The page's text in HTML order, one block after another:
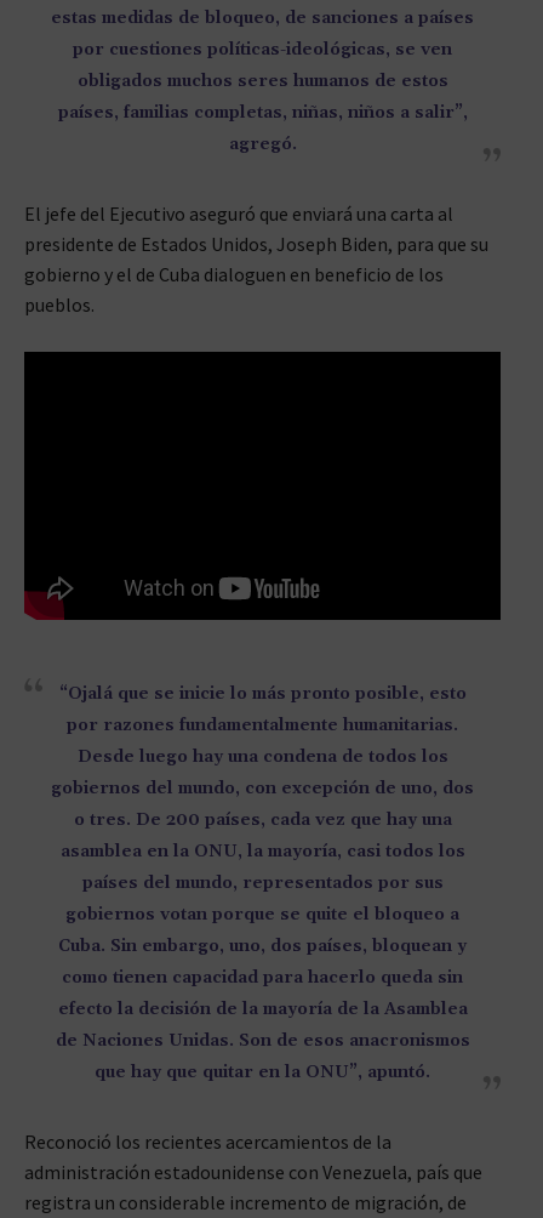
estas medidas de bloqueo, de sanciones a países
por cuestiones políticas-ideológicas, se ven
obligados muchos seres humanos de estos
países, familias completas, niñas, niños a salir”,
agregó.
El jefe del Ejecutivo aseguró que enviará una carta al
presidente de Estados Unidos, Joseph Biden, para que su
gobierno y el de Cuba dialoguen en beneficio de los
pueblos.
“Ojalá que se inicie lo más pronto posible, esto
por razones fundamentalmente humanitarias.
Desde luego hay una condena de todos los
gobiernos del mundo, con excepción de uno, dos
o tres. De 200 países, cada vez que hay una
asamblea en la ONU, la mayoría, casi todos los
países del mundo, representados por sus
gobiernos votan porque se quite el bloqueo a
Cuba. Sin embargo, uno, dos países, bloquean y
como tienen capacidad para hacerlo queda sin
efecto la decisión de la mayoría de la Asamblea
de Naciones Unidas. Son de esos anacronismos
que hay que quitar en la ONU”, apuntó.
Reconoció los recientes acercamientos de la
administración estadounidense con Venezuela, país que
registra un considerable incremento de migración, de